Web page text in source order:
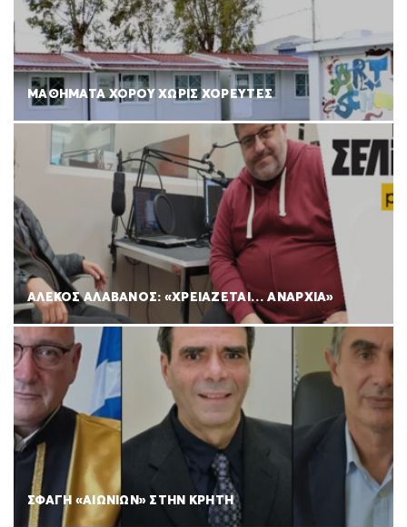
ΜΑΘΗΜΑΤΑ ΧΟΡΟΥ ΧΩΡΙΣ ΧΟΡΕΥΤΕΣ
ΑΛΕΚΟΣ ΑΛΑΒΑΝΟΣ: «ΧΡΕΙΑΖΕΤΑΙ… ΑΝΑΡΧΙΑ»
ΣΦΑΓΗ «ΑΙΩΝΙΩΝ» ΣΤΗΝ ΚΡΗΤΗ